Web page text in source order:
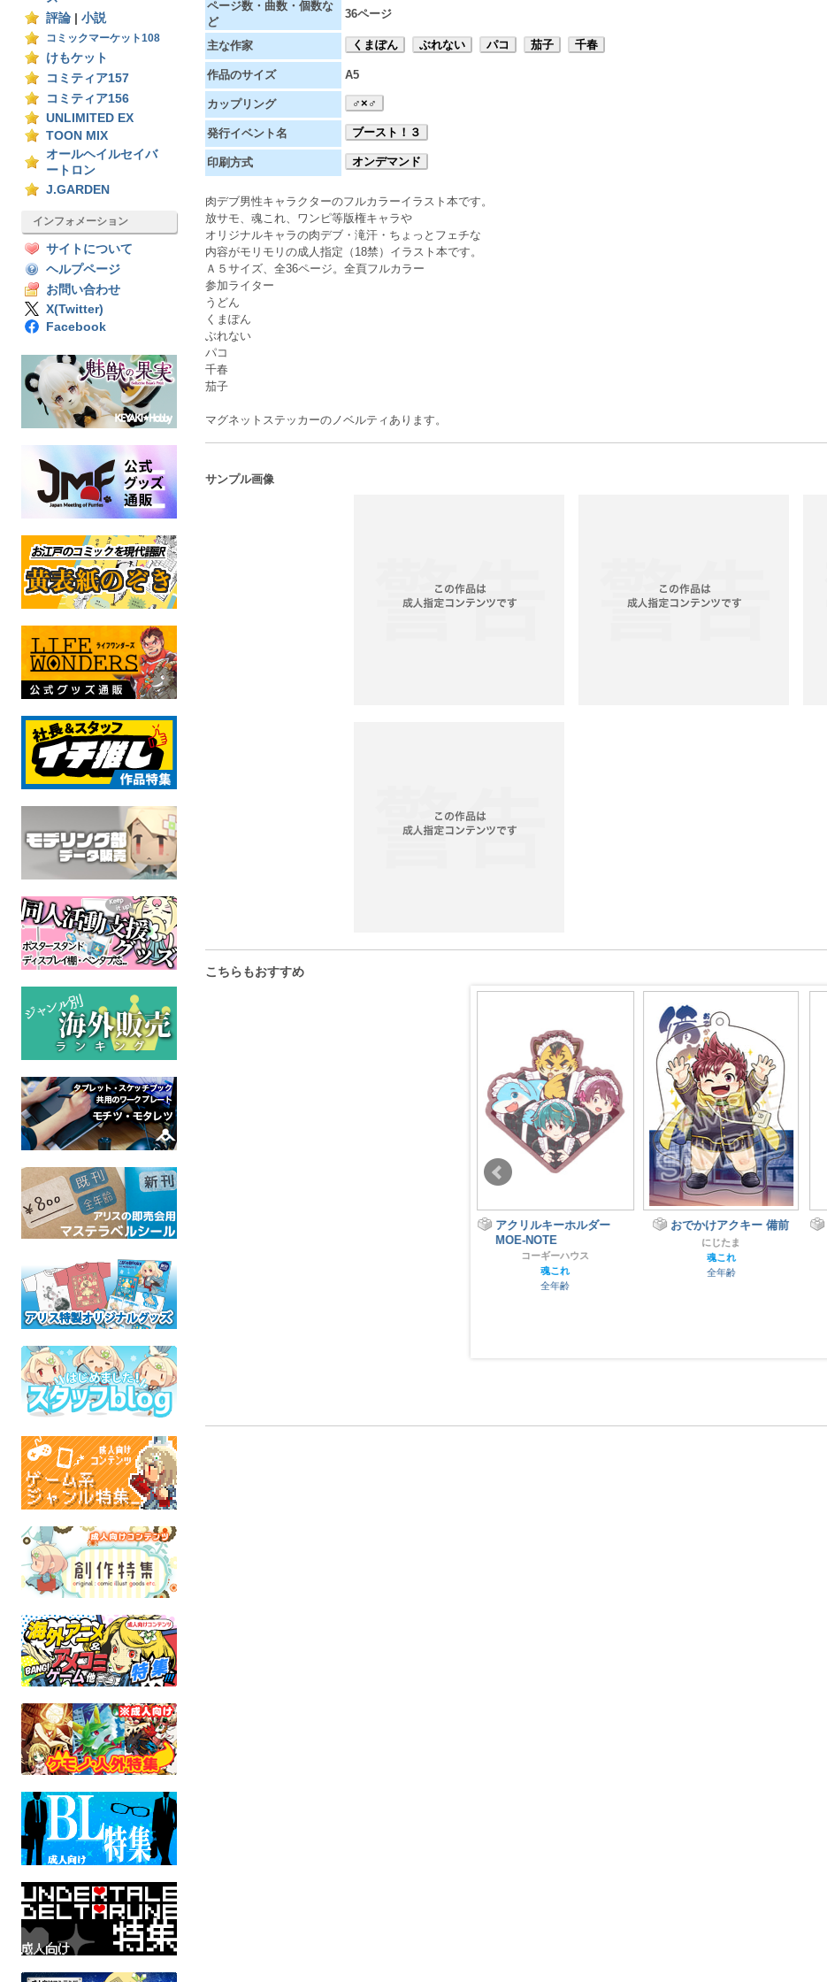
評論
小説
コミックマーケット108
けもケット
コミティア157
コミティア156
UNLIMITED EX
TOON MIX
オールヘイルセイバ
ートロン
J.GARDEN
インフォメーション
サイトについて
ヘルプページ
お問い合わせ
X(Twitter)
Facebook
ページ数・曲数・個数な
ど
36ページ
主な作家 くまぽん ぶれない パコ 茄子 千春
作品のサイズ A5
カップリング ♂×♂
発行イベント名 ブースト！３
印刷方式 オンデマンド
肉デブ男性キャラクターのフルカラーイラスト本です。
放サモ、魂これ、ワンピ等版権キャラや
オリジナルキャラの肉デブ・滝汗・ちょっとフェチな
内容がモリモリの成人指定（18禁）イラスト本です。
Ａ５サイズ、全36ページ。全頁フルカラー
参加ライター
うどん
くまぽん
ぶれない
パコ
千春
茄子
マグネットステッカーのノベルティあります。
サンプル画像
こちらもおすすめ
備後 パスケース
オッス！どすこい
全年齢
上総国の眠らせない夜
アクリルキーホルダー
MOE-NOTE
コーギーハウス
魂これ
全年齢
おでかけアクキー 備前
にじたま
魂これ
全年齢